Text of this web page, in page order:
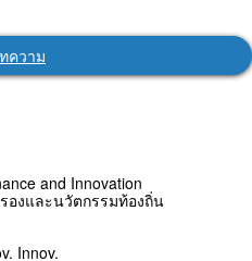
ความ
and Innovation
องและนวัตกรรมท้องถิ่น
Innov.